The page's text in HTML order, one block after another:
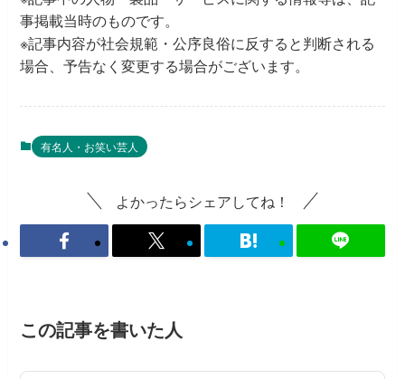
事掲載当時のものです。
※記事内容が社会規範・公序良俗に反すると判断される
場合、予告なく変更する場合がございます。
有名人・お笑い芸人
よかったらシェアしてね！
この記事を書いた人